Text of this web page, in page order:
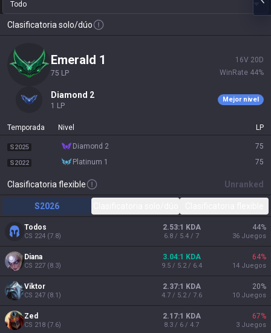
Todo
Clasificatoria solo/dúo
emerald 1
75 LP
16V 20 D
WinRate 44%
diamond 2
1 LP
Mejor nivel
Temporada Nivel LP
S2025 diamond 2 75
S2022 platinum 1 75
Clasificatoria flexible Unranked
S2026
Todos
CS 224 (7.8)
2.53:1 KDA
6.8 / 5.4 / 7
44%
36 Juegos
Diana
CS 227 (8.3)
3.04:1 KDA
9.5 / 5.2 / 6.4
64%
14 Juegos
Viktor
CS 247 (8.1)
2.37:1 KDA
4.7 / 5.2 / 7.6
20%
10 Juegos
Zed
CS 218 (7.6)
2.17:1 KDA
8.3 / 6 / 4.7
67%
3 Juegos